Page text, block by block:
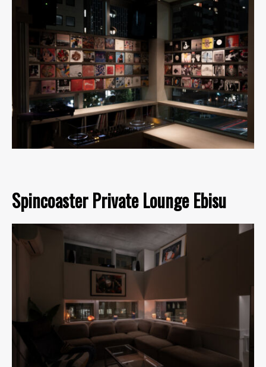
Spincoaster Private Lounge Ebisu